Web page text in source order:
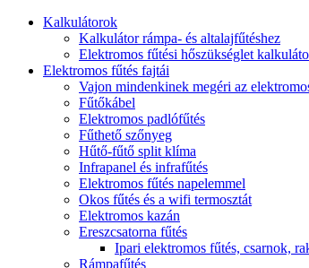
Kalkulátorok
Kalkulátor rámpa- és altalajfűtéshez
Elektromos fűtési hőszükséglet
Elektromos fűtés fajtái
Vajon mindenkinek megéri az
Fűtőkábel
Elektromos padlófűtés
Fűthető szőnyeg
Hűtő-fűtő split klíma
Infrapanel és infrafűtés
Elektromos fűtés napelemmel
Okos fűtés és a wifi termosztát
Elektromos kazán
Ereszcsatorna fűtés
Ipari elektromos fűtés, csarnok,
Rámpafűtés